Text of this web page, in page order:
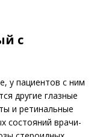
с
у пациентов с ним
другие глазные
и ретинальные
состояний врачи-